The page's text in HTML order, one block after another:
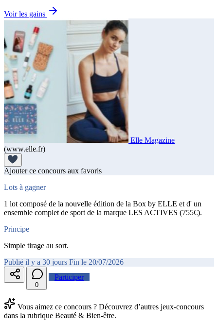
Voir les gains
Elle Magazine
(www.elle.fr)
Ajouter ce concours aux favoris
Lots à gagner
1 lot composé de la nouvelle édition de la Box by ELLE et d' un
ensemble complet de sport de la marque LES ACTIVES (755€).
Principe
Simple tirage au sort.
Publié il y a 30 jours Fin le 20/07/2026
0
Participer
Vous aimez ce concours ? Découvrez d’autres jeux-concours
dans la rubrique Beauté & Bien-être.